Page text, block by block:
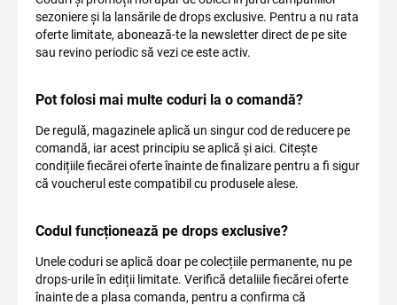
sezoniere și la lansările de drops exclusive. Pentru a nu rata
oferte limitate, abonează-te la newsletter direct de pe site
sau revino periodic să vezi ce este activ.
Pot folosi mai multe coduri la o comandă?
De regulă, magazinele aplică un singur cod de reducere pe
comandă, iar acest principiu se aplică și aici. Citește
condițiile fiecărei oferte înainte de finalizare pentru a fi sigur
că voucherul este compatibil cu produsele alese.
Codul funcționează pe drops exclusive?
Unele coduri se aplică doar pe colecțiile permanente, nu pe
drops-urile în ediții limitate. Verifică detaliile fiecărei oferte
înainte de a plasa comanda, pentru a confirma că